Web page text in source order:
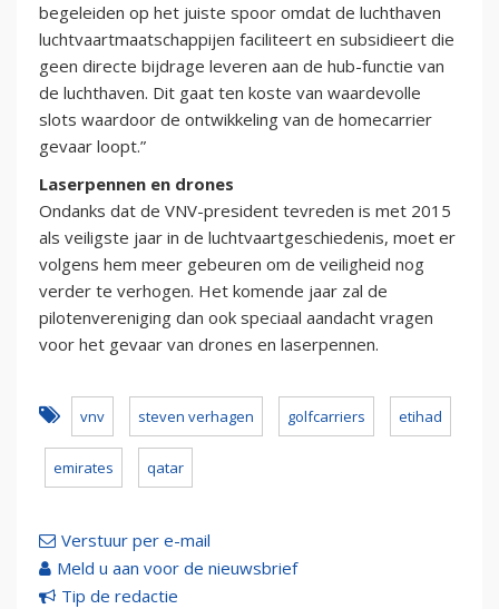
begeleiden op het juiste spoor omdat de luchthaven
luchtvaartmaatschappijen faciliteert en subsidieert die
geen directe bijdrage leveren aan de hub-functie van
de luchthaven. Dit gaat ten koste van waardevolle
slots waardoor de ontwikkeling van de homecarrier
gevaar loopt.”
Laserpennen en drones
Ondanks dat de VNV-president tevreden is met 2015
als veiligste jaar in de luchtvaartgeschiedenis, moet er
volgens hem meer gebeuren om de veiligheid nog
verder te verhogen. Het komende jaar zal de
pilotenvereniging dan ook speciaal aandacht vragen
voor het gevaar van drones en laserpennen.
vnv steven verhagen golfcarriers etihad
emirates qatar
Verstuur per e-mail
Meld u aan voor de nieuwsbrief
Tip de redactie